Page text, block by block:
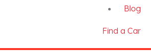
Blog
Find a Car